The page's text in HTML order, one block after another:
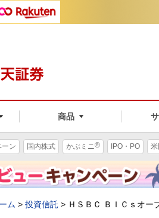
商品
ーン 国内株式 かぶミニ® IPO・PO
ム > 投資信託 > ＨＳＢＣ ＢＩＣｓオー